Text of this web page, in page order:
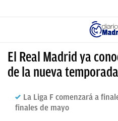
ÚLTIMAS
NOTICIAS
MADRID
El Real Madrid ya
de la nueva
La Liga F comenzará a
finales de mayo